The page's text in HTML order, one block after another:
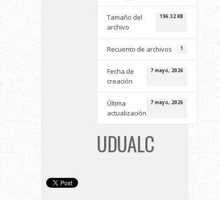
Tamaño del
archivo
196.32 KB
Recuento de archivos 1
Fecha de
creación
7 mayo, 2026
Última
actualización
7 mayo, 2026
UDUALC